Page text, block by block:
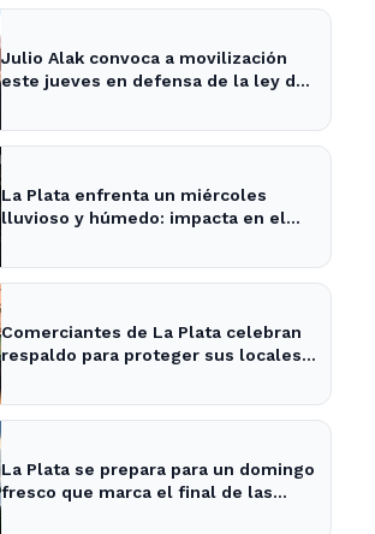
Julio Alak convoca a movilización
este jueves en defensa de la ley de
La Plata enfrenta un miércoles
lluvioso y húmedo: impacta en el
Comerciantes de La Plata celebran
respaldo para proteger sus locales
La Plata se prepara para un domingo
fresco que marca el final de las